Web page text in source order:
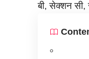
बी, सेक्शन